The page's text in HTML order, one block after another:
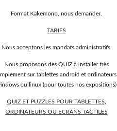
Format Kakemono, nous demander.
TARIFS
Nous acceptons les mandats administratifs.
Nous proposons des QUIZ à installer très
sur tablettes android et ordinateurs
ou linux (pour toutes nos expositions)
QUIZ ET PUZZLES POUR TABLETTES,
ORDINATEURS OU ECRANS TACTILES